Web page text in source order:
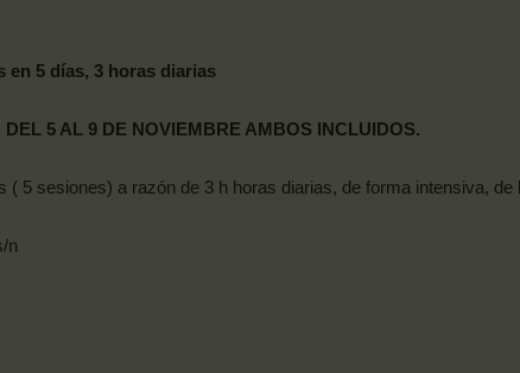
en 5 días, 3 horas diarias
DEL 5 AL 9 DE NOVIEMBRE AMBOS INCLUIDOS.
( 5 sesiones) a razón de 3 h horas diarias, de forma intensiva,
n